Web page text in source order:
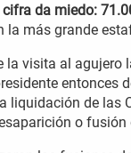
cifra da miedo:
la más grande
la visita al agujero
entonces
liquidación de las
o